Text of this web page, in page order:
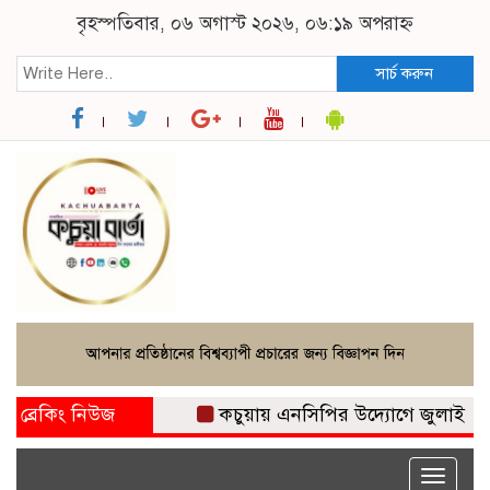
বৃহস্পতিবার, ০৬ অগাস্ট ২০২৬, ০৬:১৯ অপরাহ্ন
সার্চ করুন
ব্রেকিং নিউজ কচুয়ায় এনসিপির উদ্যোগে জুলাই
Toggle